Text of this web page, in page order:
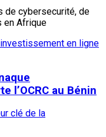
de cybersecurité, de
en Afrique
en ligne
l’OCRC au Bénin
clé de la